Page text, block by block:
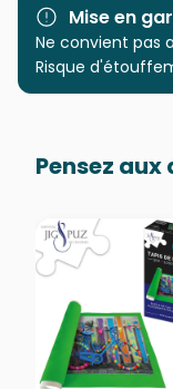
Catégorie
EAN
Nombre de pièces
Dimensions
Mise en
Ne convient pas
Risque
Pensez